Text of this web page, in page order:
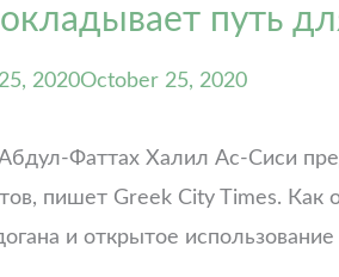
путь
2020October 25, 2020
Абдул-Фаттах Халил Ас-Сиси
пишет Greek City Times. Как
и открытое